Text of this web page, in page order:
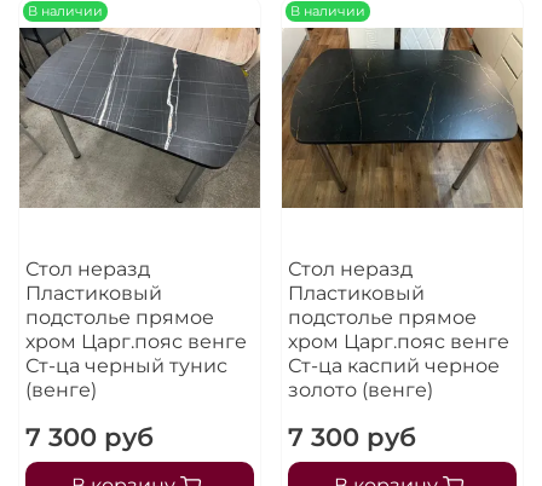
В наличии
Стол неразд
Пластиковый
подстолье прямое
хром Царг.пояс венге
Ст-ца черный тунис
(венге)
7 300 руб
В наличии
Стол неразд
Пластиковый
подстолье прямое
хром Царг.пояс венге
Ст-ца каспий черное
золото (венге)
7 300 руб